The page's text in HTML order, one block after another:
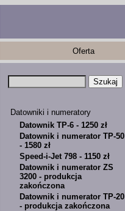
Oferta
Datowniki i numeratory
Datownik TP-6 - 1250 zł
Datownik i numerator TP-50
- 1580 zł
Speed-i-Jet 798 - 1150 zł
Datownik i numerator ZS
3200 - produkcja
zakończona
Datownik i numerator TP-20
- produkcja zakończona